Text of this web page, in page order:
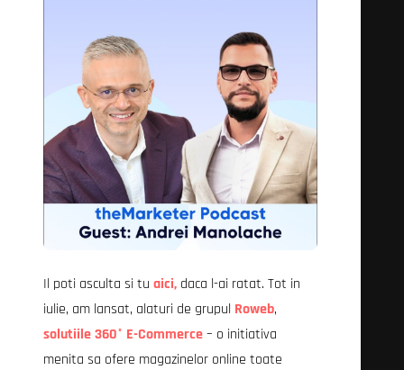
Il poti asculta si tu aici, daca l-ai ratat. Tot in
iulie, am lansat, alaturi de grupul Roweb,
solutiile 360° E-Commerce– o initiativa
menita sa ofere magazinelor online toate